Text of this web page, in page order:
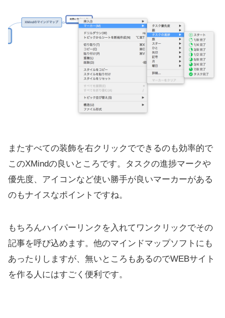
またすべての装飾を右クリックでできるのも効率的で
このXMindの良いところです。タスクの進捗マークや
優先度、アイコンなど使い勝手が良いマーカーがある
のもナイスなポイントですね。
もちろんハイパーリンクを入れてワンクリックでその
記事を呼び込めます。他のマインドマップソフトにも
あったりしますが、無いところもあるのでWEBサイト
を作る人にはすごく便利です。